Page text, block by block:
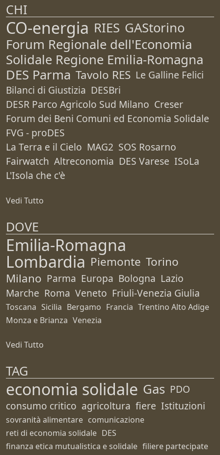
CHI
CO-energia RIES GAStorino
Forum Regionale dell'Economia
Solidale Regione Emilia-Romagna
DES Parma Tavolo RES Le Galline Felici
Bilanci di Giustizia DESBri
DESR Parco Agricolo Sud Milano Creser
Forum dei Beni Comuni ed Economia Solidale
FVG - proDES
La Terra e il Cielo MAG2 SOS Rosarno
Fairwatch Altreconomia DES Varese ISoLa
L'Isola che c'è
Vedi Tutto
DOVE
Emilia-Romagna
Lombardia Piemonte Torino
Milano Parma Europa Bologna Lazio
Marche Roma Veneto Friuli-Venezia Giulia
Toscana Sicilia Bergamo Francia Trentino Alto Adige
Monza e Brianza Venezia
Vedi Tutto
TAG
economia solidale Gas PDO
consumo critico agricoltura fiere Istituzioni
sovranità alimentare comunicazione
reti di economia solidale DES
finanza etica mutualistica e solidale filiere partecipate